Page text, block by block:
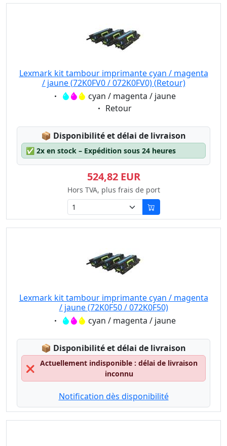
Lexmark kit tambour imprimante cyan / magenta
/ jaune (72K0FV0 / 072K0FV0) (Retour)
Eigenschaft:cyan / magenta / jaune
Eigenschaft:
Retour
📦 Lagerstatus:
Disponibilité et délai de livraison
✅ 2x en stock – Expédition sous 24 heures
524,82 EUR
Hors TVA, plus frais de port
Lexmark kit tambour imprimante cyan / magenta
/ jaune (72K0F50 / 072K0F50)
Eigenschaft:cyan / magenta / jaune
📦 Lagerstatus:
Disponibilité et délai de livraison
❌
Actuellement indisponible : délai de livraison
inconnu
Notification dès disponibilité